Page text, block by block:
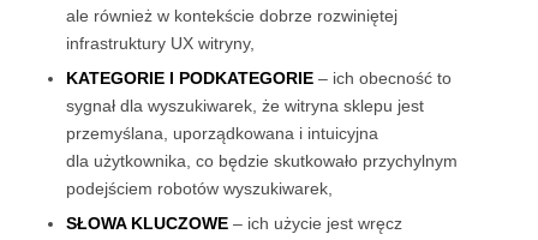
ale również w kontekście dobrze rozwiniętej
infrastruktury UX witryny,
KATEGORIE I PODKATEGORIE– ich obecność to
sygnał dla wyszukiwarek, że witryna sklepu jest
przemyślana, uporządkowana i intuicyjna
dla użytkownika, co będzie skutkowało przychylnym
podejściem robotów wyszukiwarek,
SŁOWA KLUCZOWE– ich użycie jest wręcz